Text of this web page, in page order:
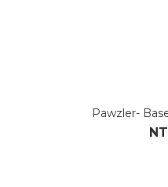
Pawzler-